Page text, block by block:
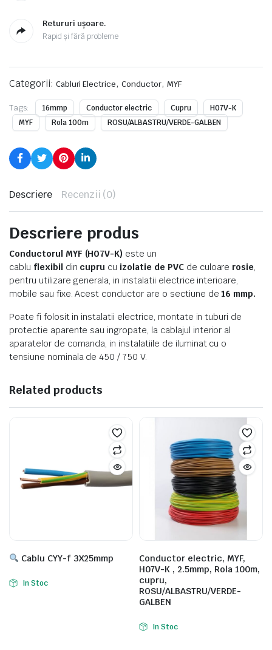
Retururi ușoare.
Rapid și fără probleme
Categorii: Cabluri Electrice,Conductor, MYF
Tags: 16mmp Conductor electric Cupru
H07V-K
MYF
Rola 100m ROSU/ALBASTRU/VERDE-GALBEN
Descriere Recenzii (0)
Descriere produs
Conductorul MYF (H07V-K) este un
cablu flexibil din cupru cu izolatie de PVCde culoare rosie,
pentru utilizare generala, in instalatii electrice interioare,
mobile sau fixe. Acest conductor are o sectiune de16 mmp.
Poate fi folosit in instalatii electrice, montate in tuburi de
protectie aparente sau ingropate, la cablajul interior al
aparatelor de comanda, in instalatiile de iluminat cu o
tensiune nominala de 450 / 750 V.
Related products
Cablu CYY-f 3X25mmp
In Stoc
Conductor electric, MYF,
H07V-K , 2.5mmp, Rola 100m,
cupru,
ROSU/ALBASTRU/VERDE-
GALBEN
In Stoc